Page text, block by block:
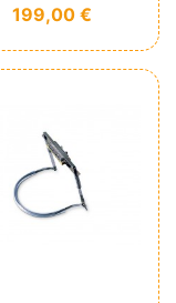
Prix
199,00 €